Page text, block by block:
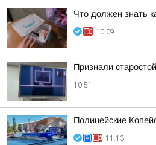
Что должен знать
10:09
Признали
10:51
Полицейские
11:13